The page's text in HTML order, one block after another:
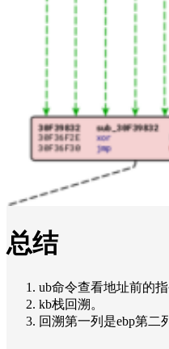
总结
ub命令查看地址前的指
kb栈回溯。
回溯第一列是ebp第二